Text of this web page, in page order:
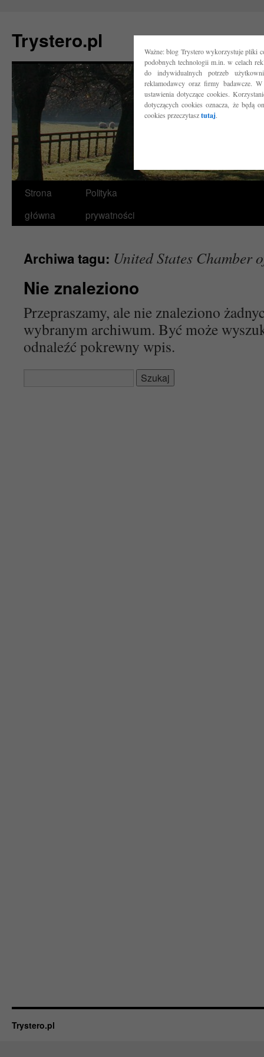
Ważne: blog Trystero wykorzystuje pliki
podobnych technologii m.in. w celach
do indywidualnych potrzeb
reklamodawcy oraz firmy badawcze.
ustawienia dotyczące cookies.
dotyczących cookies oznacza, że będą
cookies przeczytasztutaj.
Trystero.pl
Przejdź
do
Strona
główna
Polityka
prywatności
Archiwa tagu: United States Chamber
Nie znaleziono
Przepraszamy, ale nie znaleziono
wybranym archiwum. Być może
odnaleźć pokrewny wpis.
Trystero.pl